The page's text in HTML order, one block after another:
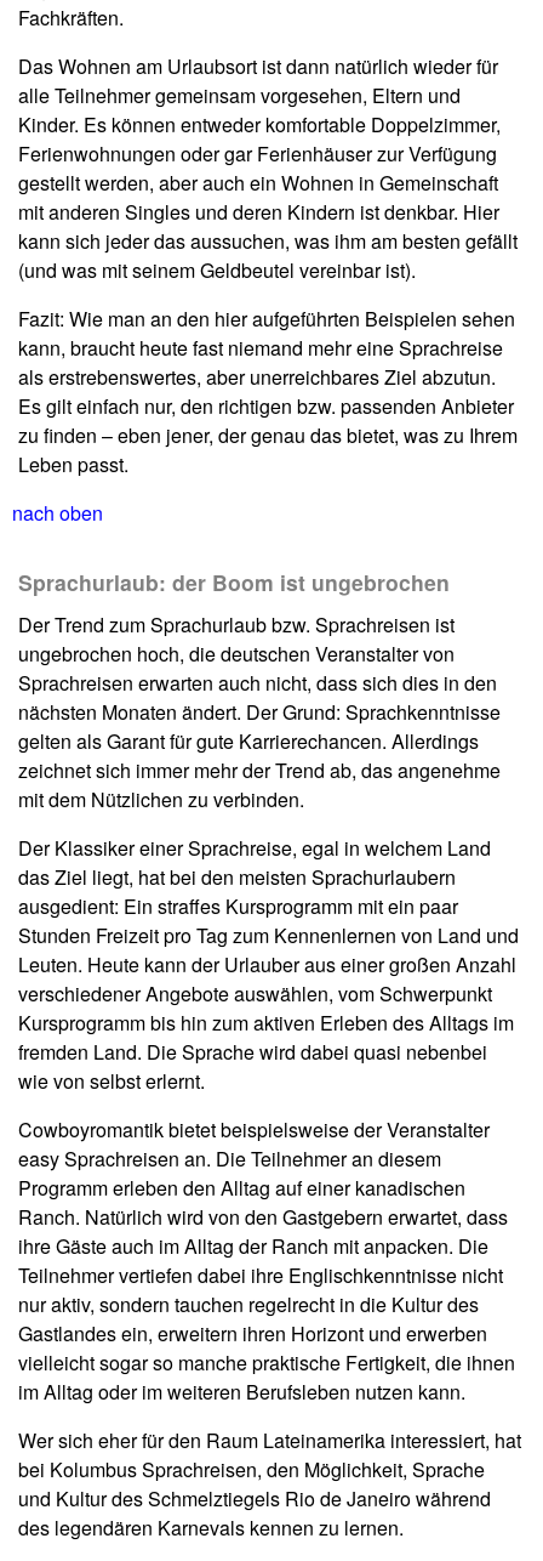
Fachkräften.
Das Wohnen am Urlaubsort ist dann natürlich wieder für
alle Teilnehmer gemeinsam vorgesehen, Eltern und
Kinder. Es können entweder komfortable Doppelzimmer,
Ferienwohnungen oder gar Ferienhäuser zur Verfügung
gestellt werden, aber auch ein Wohnen in Gemeinschaft
mit anderen Singles und deren Kindern ist denkbar. Hier
kann sich jeder das aussuchen, was ihm am besten gefällt
(und was mit seinem Geldbeutel vereinbar ist).
Fazit: Wie man an den hier aufgeführten Beispielen sehen
kann, braucht heute fast niemand mehr eine Sprachreise
als erstrebenswertes, aber unerreichbares Ziel abzutun.
Es gilt einfach nur, den richtigen bzw. passenden Anbieter
zu finden – eben jener, der genau das bietet, was zu Ihrem
Leben passt.
nach oben
Sprachurlaub: der Boom ist ungebrochen
Der Trend zum Sprachurlaub bzw. Sprachreisen ist
ungebrochen hoch, die deutschen Veranstalter von
Sprachreisen erwarten auch nicht, dass sich dies in den
nächsten Monaten ändert. Der Grund: Sprachkenntnisse
gelten als Garant für gute Karrierechancen. Allerdings
zeichnet sich immer mehr der Trend ab, das angenehme
mit dem Nützlichen zu verbinden.
Der Klassiker einer Sprachreise, egal in welchem Land
das Ziel liegt, hat bei den meisten Sprachurlaubern
ausgedient: Ein straffes Kursprogramm mit ein paar
Stunden Freizeit pro Tag zum Kennenlernen von Land und
Leuten. Heute kann der Urlauber aus einer großen Anzahl
verschiedener Angebote auswählen, vom Schwerpunkt
Kursprogramm bis hin zum aktiven Erleben des Alltags im
fremden Land. Die Sprache wird dabei quasi nebenbei
wie von selbst erlernt.
Cowboyromantik bietet beispielsweise der Veranstalter
easy Sprachreisen an. Die Teilnehmer an diesem
Programm erleben den Alltag auf einer kanadischen
Ranch. Natürlich wird von den Gastgebern erwartet, dass
ihre Gäste auch im Alltag der Ranch mit anpacken. Die
Teilnehmer vertiefen dabei ihre Englischkenntnisse nicht
nur aktiv, sondern tauchen regelrecht in die Kultur des
Gastlandes ein, erweitern ihren Horizont und erwerben
vielleicht sogar so manche praktische Fertigkeit, die ihnen
im Alltag oder im weiteren Berufsleben nutzen kann.
Wer sich eher für den Raum Lateinamerika interessiert, hat
bei Kolumbus Sprachreisen, den Möglichkeit, Sprache
und Kultur des Schmelztiegels Rio de Janeiro während
des legendären Karnevals kennen zu lernen.